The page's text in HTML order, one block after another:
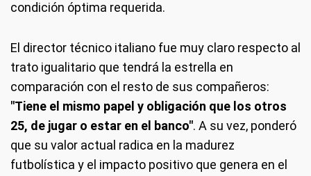
condición óptima requerida.
El director técnico italiano fue muy claro respecto al
trato igualitario que tendrá la estrella en
comparación con el resto de sus compañeros:
"Tiene el mismo papel y obligación que los otros
25, de jugar o estar en el banco". A su vez, ponderó
que su valor actual radica en la madurez
futbolística y el impacto positivo que genera en el